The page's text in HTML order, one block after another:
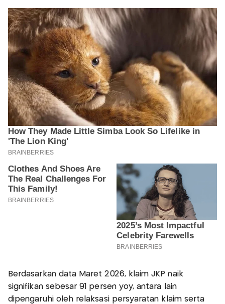
Berdasarkan data Maret 2026, klaim JKP naik
signifikan sebesar 91 persen yoy, antara lain
dipengaruhi oleh relaksasi persyaratan klaim serta